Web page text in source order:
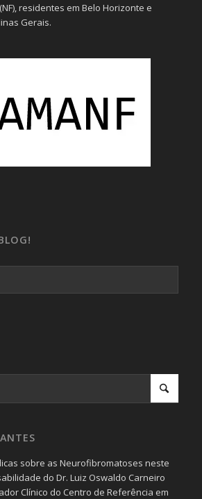
residentes em Belo Horizonte e
Gerais.
sobre as Neurofibromatoses neste
do Dr. Luiz Oswaldo Carneiro
Clínico do Centro de Referência em